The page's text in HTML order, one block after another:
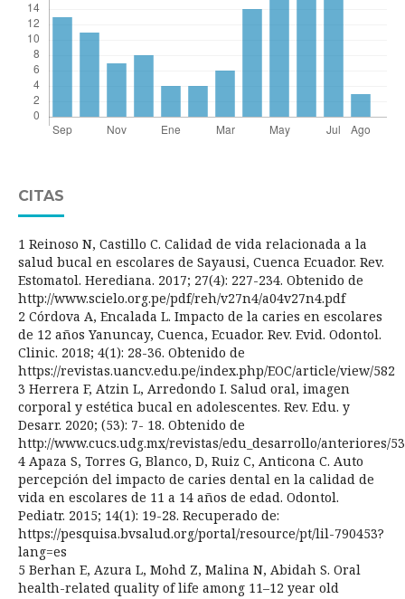
CITAS
1 Reinoso N, Castillo C. Calidad de vida relacionada a la
salud bucal en escolares de Sayausi, Cuenca Ecuador. Rev.
Estomatol. Herediana. 2017; 27(4): 227-234. Obtenido de
http://www.scielo.org.pe/pdf/reh/v27n4/a04v27n4.pdf
2 Córdova A, Encalada L. Impacto de la caries en escolares
de 12 años Yanuncay, Cuenca, Ecuador. Rev. Evid. Odontol.
Clinic. 2018; 4(1): 28-36. Obtenido de
https://revistas.uancv.edu.pe/index.php/EOC/article/view/582
3 Herrera F, Atzin L, Arredondo I. Salud oral, imagen
corporal y estética bucal en adolescentes. Rev. Edu. y
Desarr. 2020; (53): 7- 18. Obtenido de
http://www.cucs.udg.mx/revistas/edu_desarrollo/anteriores/
4 Apaza S, Torres G, Blanco, D, Ruiz C, Anticona C. Auto
percepción del impacto de caries dental en la calidad de
vida en escolares de 11 a 14 años de edad. Odontol.
Pediatr. 2015; 14(1): 19-28. Recuperado de:
https://pesquisa.bvsalud.org/portal/resource/pt/lil-790453?
lang=es
5 Berhan E, Azura L, Mohd Z, Malina N, Abidah S. Oral
health-related quality of life among 11–12 year old